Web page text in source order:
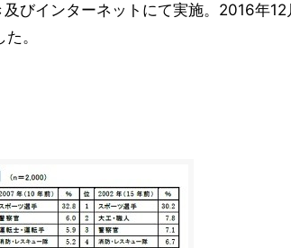
びインターネットにて実施。2016年12
。